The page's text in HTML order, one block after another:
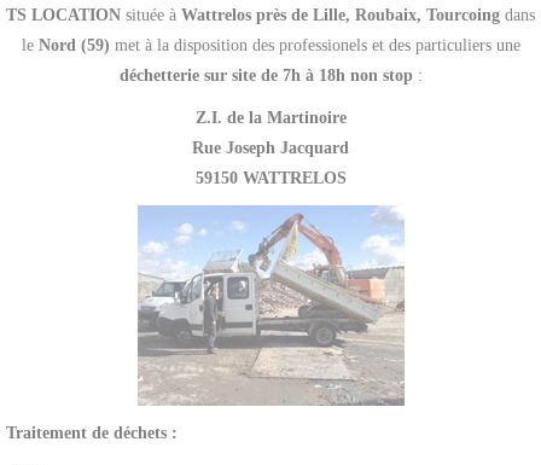
TS LOCATION située à Wattrelos près de Lille, Roubaix, Tourcoing dans
leNord (59) met à la disposition des professionels et des particuliers une
déchetterie sur site de 7h à 18h non stop :
Z.I. de la Martinoire
Rue Joseph Jacquard
59150 WATTRELOS
Traitement de déchets :